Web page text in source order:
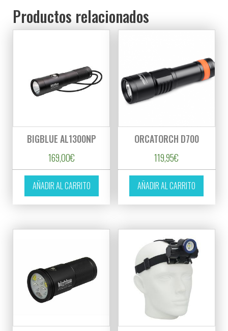
Productos relacionados
BIGBLUE AL1300NP
169,00€
AÑADIR AL CARRITO
ORCATORCH D700
119,95€
AÑADIR AL CARRITO